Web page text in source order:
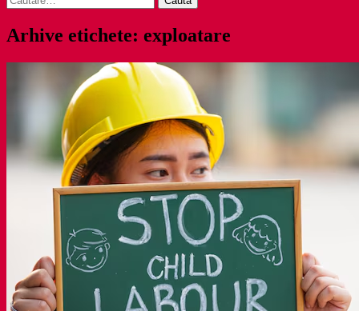
după:
Arhive etichete: exploatare